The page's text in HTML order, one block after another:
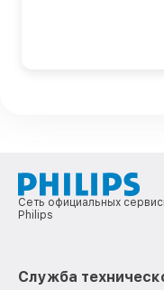
Сеть официальных
Philips
Служба